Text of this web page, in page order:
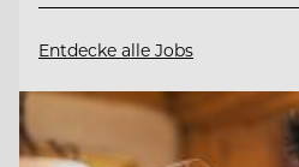
Entdecke alle Jobs